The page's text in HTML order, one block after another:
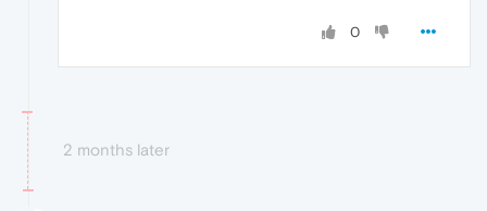
0
2 months later